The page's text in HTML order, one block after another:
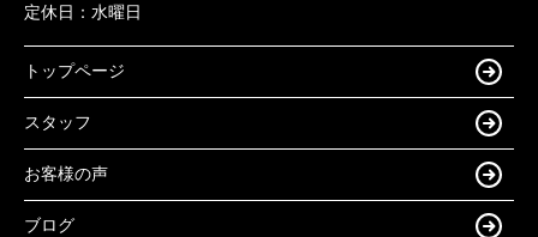
定休日： 水曜日
トップページ
スタッフ
お客様の声
ブログ